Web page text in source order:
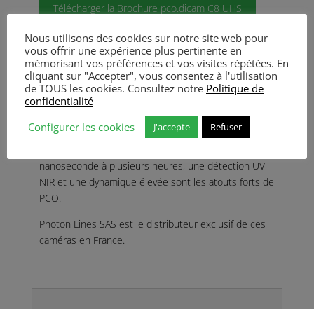
Télécharger la Brochure pco.dicam C8 UHS
LE FABRICANT
Cette caméra est fabriquée par
spécialiste en caméras scientifiques sensibles et
hautes performances. Un bruit de lecture faible, des
nanoseconde à plusieurs heures, une détection UV
NIR et une dynamique élevée sont les atouts forts de
PCO.
Photon Lines SAS est le distributeur exclusif de ces
caméras en France.
Nous utilisons des cookies sur notre site web pour
vous offrir une expérience plus pertinente en
mémorisant vos préférences et vos visites répétées. En
cliquant sur "Accepter", vous consentez à l'utilisation
de TOUS les cookies. Consultez notre Politique de
confidentialité
Configurer les cookies
J'accepte Refuser